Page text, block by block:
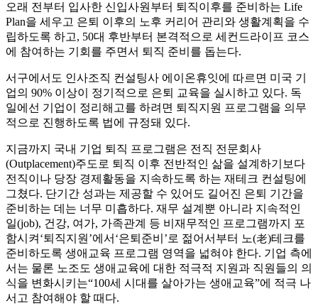
오래 전부터 입사한 신입사원부터 퇴직이후를 준비하는 Life
Plan을 세우고 은퇴 이후의 노후 커리어 관리와 생활계획을 수
립하도록 하고, 50대 후반부터 본격적으로 세컨드라이프 코스
에 참여하는 기회를 주면서 퇴직 준비를 돕는다.
서구에서도 인사조직 컨설팅사 에이온휴잇에 따르면 미국 기
업의 90% 이상이 정기적으로 은퇴 교육을 실시하고 있다. 독
일에선 기업이 정리해고를 하려면 퇴직지원 프로그램을 의무
적으로 진행하도록 법에 규정돼 있다.
지금까지 국내 기업 퇴직 프로그램은 전직 전문회사
(Outplacement)주도로 퇴직 이후 전반적인 삶을 설계하기보다
전직이나 당장 경제활동을 지속하도록 하는 재테크 컨설팅에
그쳤다. 단기간 성과는 제공할 수 있어도 길어진 은퇴 기간을
준비하는 데는 너무 미흡하다. 재무 설계뿐 아니라 지속적인
일(job), 건강, 여가, 가족관계 등 비재무적인 프로그램까지 포
함시켜‘퇴직지원’에서‘은퇴준비’로 젊어서부터 노(老)테크를
준비하도록 생애교육 프로그램 영역을 넓혀야 한다. 기업 측에
서는 물론 노조도 생애교육에 대한 적극적 지원과 직원들의 의
식을 변화시키는“100세 시대를 살아가는 생애교육”에 적극 나
서고 참여해야 할 때다.